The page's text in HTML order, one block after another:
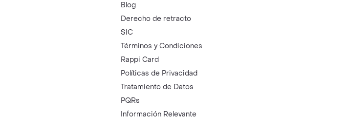
Blog
Derecho de retracto
SIC
Términos y Condiciones
Rappi Card
Políticas de Privacidad
Tratamiento de Datos
PQRs
Información Relevante